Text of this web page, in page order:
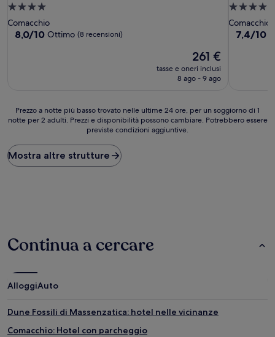
Struttura
a
4.0
Comacchio
8.0
8,0/10 Ottimo (8 recensioni)
Il
prezzo
attuale
261 €
tasse e oneri inclusi
8 ago - 9 ago
Struttura
a
4.0
Comacchio
7.4
7,4/10
Prezzo
a
più
basso
trovato
soggiorno
di
notte
per
adulti.
Prezzi
e
Prezzo a notte più basso trovato nelle ultime 24 ore, per un soggiorno di 1
notte per 2 adulti. Prezzi e disponibilità possono cambiare. Potrebbero essere
previste condizioni aggiuntive.
Mostra altre strutture
Continua a cercare
AlloggiAuto
Dune Fossili di Massenzatica: hotel nelle vicinanze
Comacchio: Hotel con parcheggio